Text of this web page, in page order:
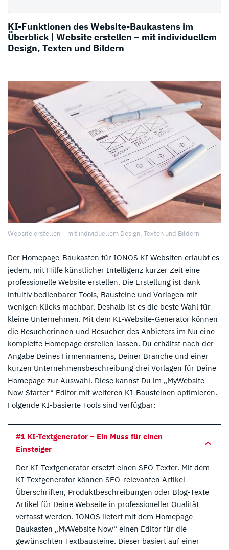
KI-Funktionen des Website-Baukastens im
Überblick | Website erstellen – mit individuellem
Design, Texten und Bildern
Website erstellen – mit individuellem Design, Texten und Bildern
Der Homepage-Baukasten für IONOS KI Websiten erlaubt es
jedem, mit Hilfe künstlicher Intelligenz kurzer Zeit eine
professionelle Website erstellen. Die Erstellung ist dank
intuitiv bedienbarer Tools, Bausteine und Vorlagen mit
wenigen Klicks machbar. Deshalb ist es die beste Wahl für
kleine Unternehmen. Mit dem KI-Website-Generator können
die Besucherinnen und Besucher des Anbieters im Nu eine
komplette Homepage erstellen lassen. Du erhältst nach der
Angabe Deines Firmennamens, Deiner Branche und einer
kurzen Unternehmensbeschreibung drei Vorlagen für Deine
Homepage zur Auswahl. Diese kannst Du im „MyWebsite
Now Starter“ Editor mit weiteren KI-Bausteinen optimieren.
Folgende KI-basierte Tools sind verfügbar:
#1 KI-Textgenerator – Ein Muss für einen
Einsteiger
Der KI-Textgenerator ersetzt einen SEO-Texter. Mit dem
KI-Textgenerator können SEO-relevanten Artikel-
Überschriften, Produktbeschreibungen oder Blog-Texte
Artikel für Deine Webseite in professioneller Qualität
verfasst werden. IONOS liefert mit dem Homepage-
Baukasten „MyWebsite Now“ einen Editor für die
gewünschten Textbausteine. Dieser basiert auf einer